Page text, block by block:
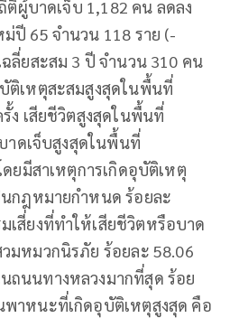
ติผู้บาดเจ็บ 1,182 คน ลดลง
ปี 65 จำนวน 118 ราย (-
ฉลี่ยสะสม 3 ปี จำนวน 310 คน
ติเหตุสะสมสูงสุดในพื้นที่
ง เสียชีวิตสูงสุดในพื้นที่
าดเจ็บสูงสุดในพื้นที่
ยมีสาเหตุการเกิดอุบัติเหตุ
นกฎหมายกำหนด ร้อยละ
เสี่ยงที่ทำให้เสียชีวิตหรือบาด
วมหมวกนิรภัย ร้อยละ 58.06
ถนนทางหลวงมากที่สุด ร้อย
พาหนะที่เกิดอุบัติเหตุสูงสุด คือ